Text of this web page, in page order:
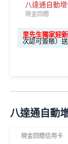
無得儲里數
查看更多信
Visa Card，
omotion，
首年寫到明
由
用卡
呢個優惠學
的士有額外
每月簽賬滿
大新ONE+ 信
推廣期：即
合資格客戶
於發卡後
加總以上：
額外
八達通自動增
現金回贈
里先生獨家迎新
次認可簽賬）送
🎁迎新禮遇
立即申請:
八達通自動
現金回贈信用卡